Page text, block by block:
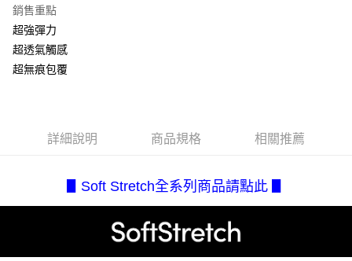
台灣樂天信用卡公司
【大哥付你分期使用說明】
2.付款方式選擇「大哥付你分期」，訂單成立後會自動跳轉到大哥付的交易
流程，驗證手機門號後，選擇欲分期的期數、繳款截止日，確認付款後即完
成交易。
3.實際核准額度、可分期數及費用金額請依後續交易確認頁面所載為準。
【繳款方式說明】
1.分期款項不併入電信帳單，「大哥付你分期」於每月結算日後寄送繳費提
帳／街口支付／iPASS MONEY」等通路繳費。
1.本服務係由「台灣大哥大股份有限公司」（以下簡稱本公司）所提供，讓
AFTEE先享後付
相關說明
【關於「AFTEE先享後付」】
AFTEE先享後付是「在收到商品之後才付款」的支付方式。 讓您購物簡單
結帳頁面，進行簡訊認證並確認金額後，即可完成結帳。
ATM／網路銀行／等多元方式進行付款，方視為交易完成。
※ 請注意：結帳手續完成當下不需立刻繳費，但若您需要取消訂單，請聯絡
運送方式
每筆NT$80，滿NT$2,500(含以上)免運費
銷售重點
超強彈力
超透氣觸感
超無痕包覆
詳細說明 商品規格 相關推薦
▋Soft Stretch全系列商品請點此 ▋